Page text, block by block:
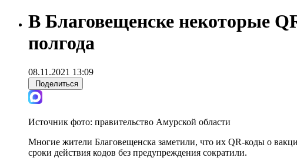
В Благовещенске некоторые
полгода
08.11.2021 13:09
Поделиться
Источник фото: правительство Амурской области
Многие жители Благовещенска заметили, что их QR-коды о
сроки действия кодов без предупреждения сократили.